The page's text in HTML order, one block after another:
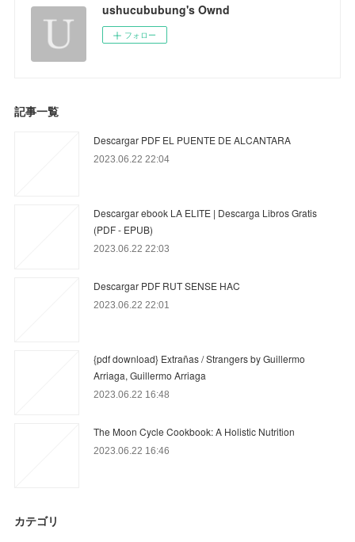
ushucububung's Ownd
フォロー
記事一覧
Descargar PDF EL PUENTE DE ALCANTARA
2023.06.22 22:04
Descargar ebook LA ELITE | Descarga Libros Gratis
(PDF - EPUB)
2023.06.22 22:03
Descargar PDF RUT SENSE HAC
2023.06.22 22:01
{pdf download} Extrañas / Strangers by Guillermo
Arriaga, Guillermo Arriaga
2023.06.22 16:48
The Moon Cycle Cookbook: A Holistic Nutrition
2023.06.22 16:46
カテゴリ